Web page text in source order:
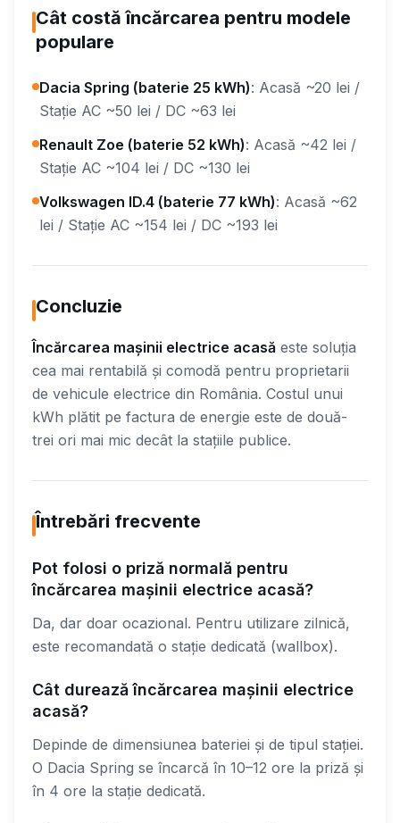
Cât costă încărcarea pentru modele
populare
Dacia Spring (baterie 25 kWh): Acasă ~20 lei /
Stație AC ~50 lei / DC ~63 lei
Renault Zoe (baterie 52 kWh): Acasă ~42 lei /
Stație AC ~104 lei / DC ~130 lei
Volkswagen ID.4 (baterie 77 kWh): Acasă ~62
lei / Stație AC ~154 lei / DC ~193 lei
Concluzie
Încărcarea mașinii electrice acasă este soluția
cea mai rentabilă și comodă pentru proprietarii
de vehicule electrice din România. Costul unui
kWh plătit pe factura de energie este de două-
trei ori mai mic decât la stațiile publice.
Întrebări frecvente
Pot folosi o priză normală pentru
încărcarea mașinii electrice acasă?
Da, dar doar ocazional. Pentru utilizare zilnică,
este recomandată o stație dedicată (wallbox).
Cât durează încărcarea mașinii electrice
acasă?
Depinde de dimensiunea bateriei și de tipul stației.
O Dacia Spring se încarcă în 10–12 ore la priză și
în 4 ore la stație dedicată.